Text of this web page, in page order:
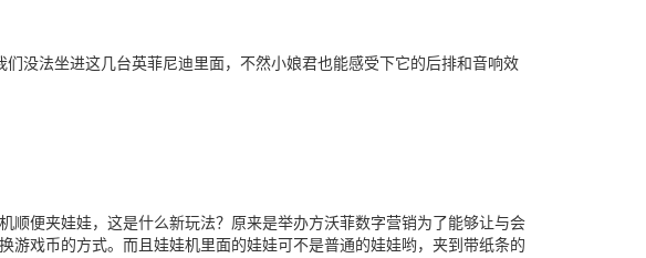
没法坐进这几台英菲尼迪里面，不然小娘君也能感受下它的后排和音响效
顺便夹娃娃，这是什么新玩法？原来是举办方沃菲数字营销为了能够让与会
游戏币的方式。而且娃娃机里面的娃娃可不是普通的娃娃哟，夹到带纸条的